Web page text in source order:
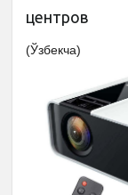
центров
(Ўзбекча)